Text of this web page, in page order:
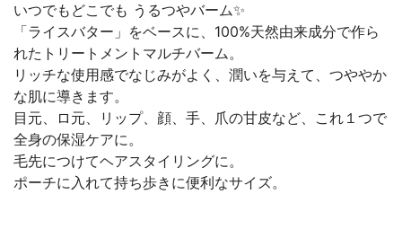
いつでもどこでも うるつやバーム✨
「ライスバター」をベースに、100%天然由来成分で作ら
れたトリートメントマルチバーム。
リッチな使用感でなじみがよく、潤いを与えて、つややか
な肌に導きます。
目元、ロ元、リップ、顔、手、爪の甘皮など、これ１つで
全身の保湿ケアに。
毛先につけてヘアスタイリングに。
ポーチに入れて持ち歩きに便利なサイズ。